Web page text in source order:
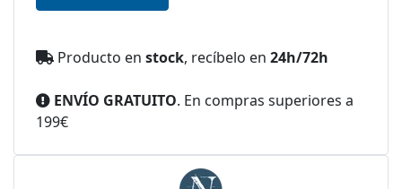
Producto en stock, recíbelo en 24h/72h
ENVÍO GRATUITO. En compras superiores a
199€